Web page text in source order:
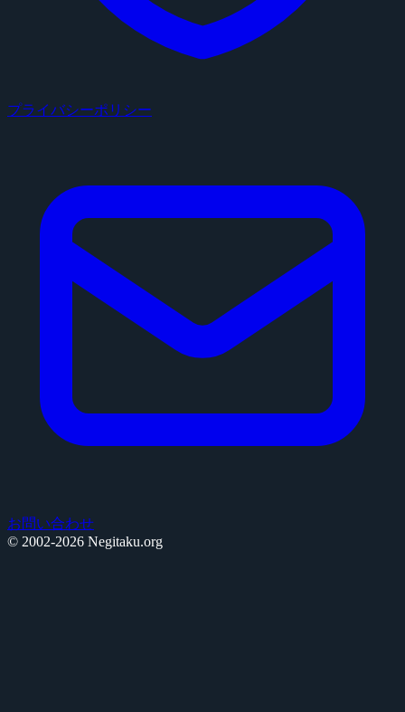
プライバシーポリシー
お問い合わせ
© 2002-2026 Negitaku.org